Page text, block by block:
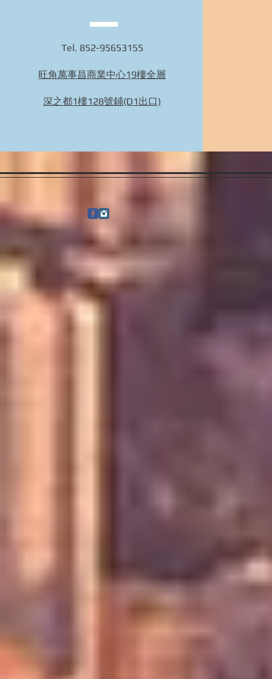
Bidhongkong.com 台灣代購《nuhi》台灣nuhi時
裝,外套,配飾代購-台灣網站代購(香港)
Tel. 852-95653155
旺角萬事昌商業中心19樓全層
深之都1樓128號鋪(D1出口)